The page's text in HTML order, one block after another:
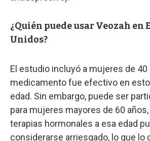
¿Quién puede usar Veozah en
Unidos?
El estudio incluyó a mujeres de 40
medicamento fue efectivo en
edad. Sin embargo, puede ser
para mujeres mayores de 60
terapias hormonales a esa edad
considerarse arriesgado, lo que lo